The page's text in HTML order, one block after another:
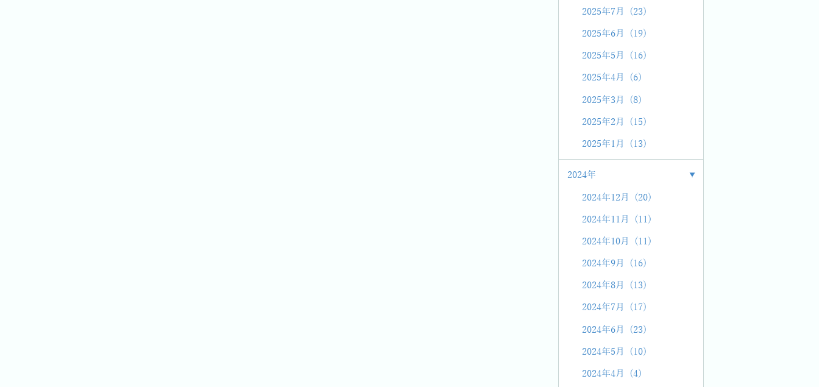
2025年7月 (23)
2025年6月 (19)
2025年5月 (16)
2025年4月 (6)
2025年3月 (8)
2025年2月 (15)
2025年1月 (13)
2024年
2024年12月 (20)
2024年11月 (11)
2024年10月 (11)
2024年9月 (16)
2024年8月 (13)
2024年7月 (17)
2024年6月 (23)
2024年5月 (10)
2024年4月 (4)